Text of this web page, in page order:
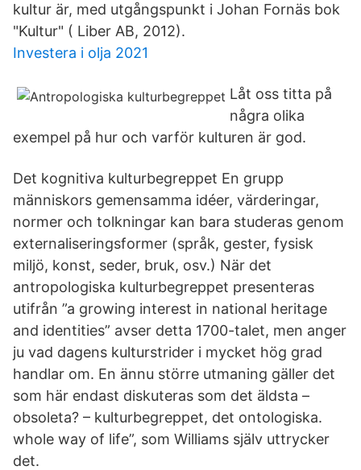
kultur är, med utgångspunkt i Johan Fornäs bok
"Kultur" ( Liber AB, 2012).
Investera i olja 2021
Låt oss titta på
några olika
exempel på hur och varför kulturen är god.
Det kognitiva kulturbegreppet En grupp
människors gemensamma idéer, värderingar,
normer och tolkningar kan bara studeras genom
externaliseringsformer (språk, gester, fysisk
miljö, konst, seder, bruk, osv.) När det
antropologiska kulturbegreppet presenteras
utifrån ”a growing interest in national heritage
and identities” avser detta 1700-talet, men anger
ju vad dagens kulturstrider i mycket hög grad
handlar om. En ännu större utmaning gäller det
som här endast diskuteras som det äldsta –
obsoleta? – kulturbegreppet, det ontologiska.
whole way of life”, som Williams själv uttrycker
det.